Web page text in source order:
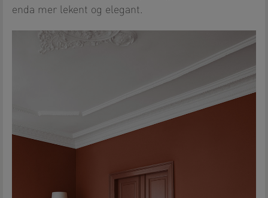
enda mer lekent og elegant.